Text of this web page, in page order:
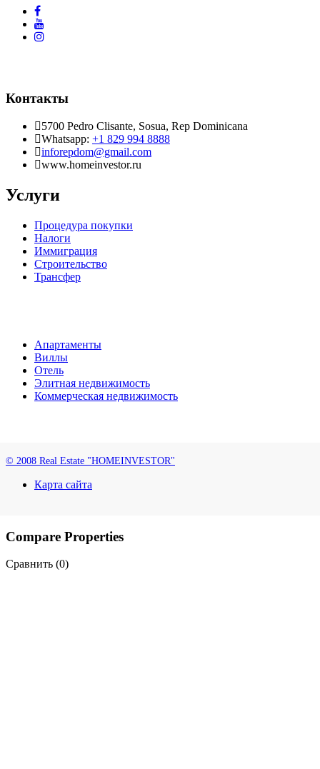
Контакты
5700 Pedro Clisante, Sosua, Rep Dominicana
Whatsapp: +1 829 994 8888
inforepdom@gmail.com
www.homeinvestor.ru
Услуги
Процедура покупки
Налоги
Иммиграция
Строительство
Трансфер
Апартаменты
Виллы
Отель
Элитная недвижимость
Коммерческая недвижимость
© 2008 Real Estate "HOMEINVESTOR"
Карта сайта
Compare Properties
Сравнить (0)